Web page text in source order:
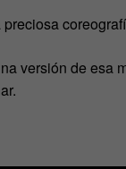
versión de esa